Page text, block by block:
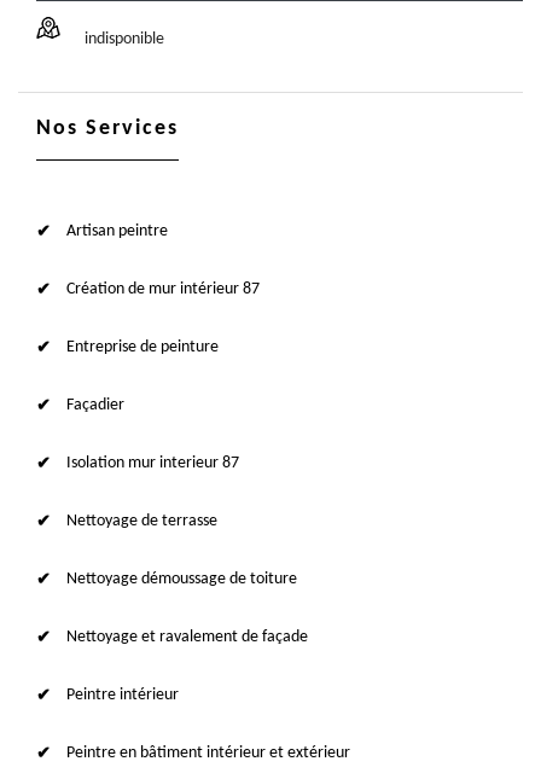
indisponible
Nos Services
Artisan peintre
Création de mur intérieur 87
Entreprise de peinture
Façadier
Isolation mur interieur 87
Nettoyage de terrasse
Nettoyage démoussage de toiture
Nettoyage et ravalement de façade
Peintre intérieur
Peintre en bâtiment intérieur et extérieur